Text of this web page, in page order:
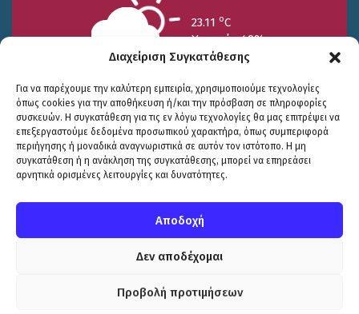
Διαχείριση Συγκατάθεσης
Για να παρέχουμε την καλύτερη εμπειρία, χρησιμοποιούμε τεχνολογίες
όπως cookies για την αποθήκευση ή/και την πρόσβαση σε πληροφορίες
συσκευών. Η συγκατάθεση για τις εν λόγω τεχνολογίες θα μας επιτρέψει να
επεξεργαστούμε δεδομένα προσωπικού χαρακτήρα, όπως συμπεριφορά
περιήγησης ή μοναδικά αναγνωριστικά σε αυτόν τον ιστότοπο. Η μη
συγκατάθεση ή η ανάκληση της συγκατάθεσης, μπορεί να επηρεάσει
αρνητικά ορισμένες λειτουργίες και δυνατότητες.
Αποδοχή
Δεν αποδέχομαι
Προβολή προτιμήσεων
23.11 oC
Υγρασία 49%
25/7
15.73 oC
26/7
17.99oC
27/7
20.94oC
© COPYRIGHT ΔΗΜΟΣ ΣΟΥΛΙΟΥ 2026
ΕΓΚΡΙΤΟΣ GROUP